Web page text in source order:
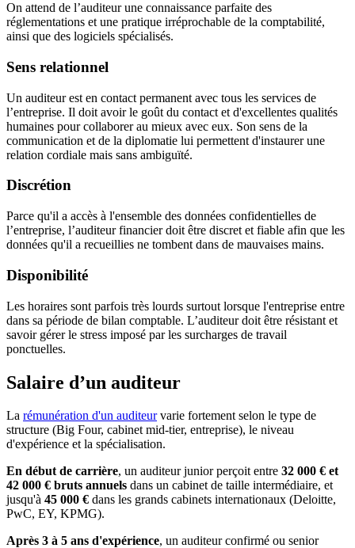
On attend de l’auditeur une connaissance parfaite des
réglementations et une pratique irréprochable de la comptabilité,
ainsi que des logiciels spécialisés.
Sens relationnel
Un auditeur est en contact permanent avec tous les services de
l’entreprise. Il doit avoir le goût du contact et d'excellentes qualités
humaines pour collaborer au mieux avec eux. Son sens de la
communication et de la diplomatie lui permettent d'instaurer une
relation cordiale mais sans ambiguïté.
Discrétion
Parce qu'il a accès à l'ensemble des données confidentielles de
l’entreprise, l’auditeur financier doit être discret et fiable afin que les
données qu'il a recueillies ne tombent dans de mauvaises mains.
Disponibilité
Les horaires sont parfois très lourds surtout lorsque l'entreprise entre
dans sa période de bilan comptable. L’auditeur doit être résistant et
savoir gérer le stress imposé par les surcharges de travail
ponctuelles.
Salaire d’un auditeur
La rémunération d'un auditeurvarie fortement selon le type de
structure (Big Four, cabinet mid-tier, entreprise), le niveau
d'expérience et la spécialisation.
En début de carrière, un auditeur junior perçoit entre 32 000 € et
42 000 € bruts annuels dans un cabinet de taille intermédiaire, et
jusqu'à 45 000 € dans les grands cabinets internationaux (Deloitte,
PwC, EY, KPMG).
Après 3 à 5 ans d'expérience, un auditeur confirmé ou senior